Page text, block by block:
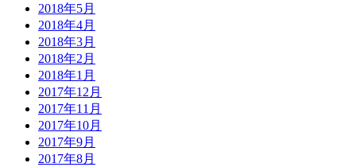
2018年5月
2018年4月
2018年3月
2018年2月
2018年1月
2017年12月
2017年11月
2017年10月
2017年9月
2017年8月